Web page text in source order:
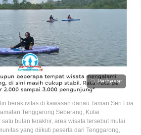
Perbesar
beraktivitas di kawasan danau Taman Seri Loa
Tenggarong Seberang, Kutai
bulan terakhir, area wisata tersebut mulai
yang diikuti peserta dari Tenggarong,